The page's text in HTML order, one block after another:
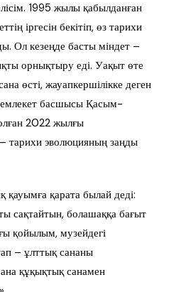
1995 жылы қабылданған
іргесін бекітіп, өз тарихи
Ол кезеңде басты міндет –
орнықтыру еді. Уақыт өте
өсті, жауапкершілікке деген
басшысы Қасым-
2022 жылғы
тарихи эволюцияның заңды
қарата былай деді:
сақтайтын, болашаққа бағыт
қойылым, музейдегі
– ұлттық сананы
құқықтық санамен